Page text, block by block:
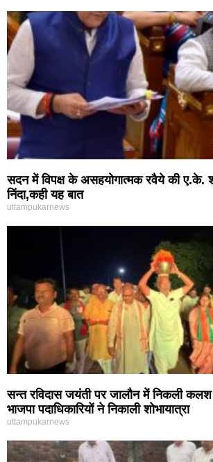
सदन में विपक्ष के असहयोगात्मक रवैये की ए.के.
निंदा,कही यह बात
uttampukarnews
सन्त रविदास जयंती पर जालौन में निकली कलश
भाजपा पदाधिकारियों ने निकाली शोभायात्रा
uttampukarnews